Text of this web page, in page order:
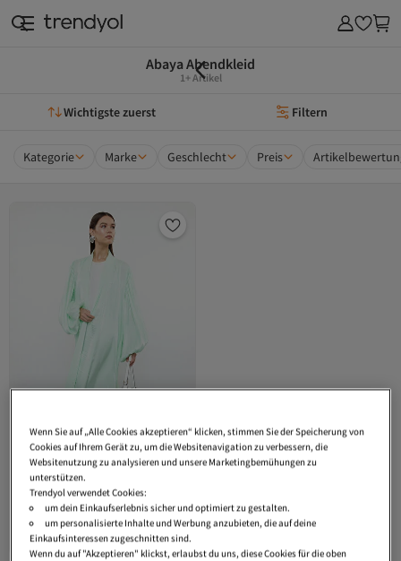
Abaya Abendkleid
1+ Artikel
Wichtigste zuerst Filtern
Kategorie Marke Geschlecht Preis
Trendyol Modest
Mintgrüner,
stilvoller, gewebter Ballonärmel-
Mantel & Ferace & Abaya &
Abendkleid TCTSS24KF00041
Versand Kostenlos
Versand Kostenlos
60,14€
Wenn Sie auf „Alle Cookies akzeptieren“ klicken, stimmen Sie der Speicherung von
Cookies auf Ihrem Gerät zu, um die Websitenavigation zu verbessern, die
Websitenutzung zu analysieren und unsere Marketingbemühungen zu
unterstützen.
Trendyol verwendet Cookies:
um dein Einkaufserlebnis sicher und optimiert zu gestalten.
um personalisierte Inhalte und Werbung anzubieten, die auf deine
Einkaufsinteressen zugeschnitten sind.
Wenn du auf "Akzeptieren" klickst, erlaubst du uns, diese Cookies für die oben